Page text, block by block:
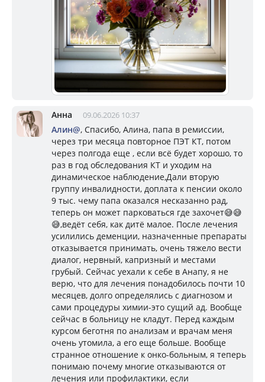
Анна 09.06.2026 10:37
Алин@, Спасибо, Алина, папа в ремиссии,
через три месяца повторное ПЭТ КТ, потом
через полгода еще , если всё будет хорошо, то
раз в год обследования КТ и уходим на
динамическое наблюдение,Дали вторую
группу инвалидности, доплата к пенсии около
9 тыс. чему папа оказался несказанно рад,
теперь он может парковаться где захочет😅😅
😅,ведёт себя, как дитё малое. После лечения
усилились деменции, назначенные препараты
отказывается принимать, очень тяжело вести
диалог, нервный, капризный и местами
грубый. Сейчас уехали к себе в Анапу, я не
верю, что для лечения понадобилось почти 10
месяцев, долго определялись с диагнозом и
сами процедуры химии-это сущий ад. Вообще
сейчас в больницу не кладут. Перед каждым
курсом беготня по анализам и врачам меня
очень утомила, а его еще больше. Вообще
странное отношение к онко-больным, я теперь
понимаю почему многие отказываются от
лечения или профилактики, если